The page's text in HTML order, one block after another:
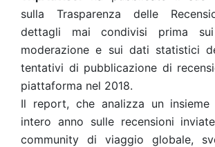
sulla Trasparenza delle
dettagli mai condivisi prima
moderazione e sui dati statistici
tentativi di pubblicazione di
piattaforma nel 2018.
Il report, che analizza un
intero anno sulle recensioni
community di viaggio globale,